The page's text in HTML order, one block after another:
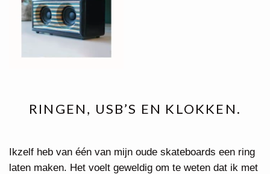
RINGEN, USB’S EN KLOKKEN.
Ikzelf heb van één van mijn oude skateboards een ring
laten maken. Het voelt geweldig om te weten dat ik met